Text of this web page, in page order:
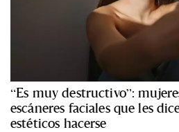
“Es muy destructivo”:
escáneres faciales que les
estéticos hacerse